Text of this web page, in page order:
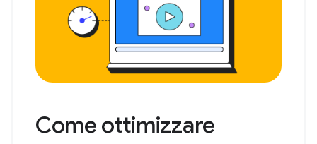
Come ottimizzare